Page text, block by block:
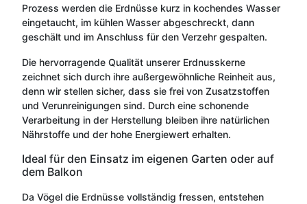
Prozess werden die Erdnüsse kurz in kochendes Wasser
eingetaucht, im kühlen Wasser abgeschreckt, dann
geschält und im Anschluss für den Verzehr gespalten.
Die hervorragende Qualität unserer Erdnusskerne
zeichnet sich durch ihre außergewöhnliche Reinheit aus,
denn wir stellen sicher, dass sie frei von Zusatzstoffen
und Verunreinigungen sind. Durch eine schonende
Verarbeitung in der Herstellung bleiben ihre natürlichen
Nährstoffe und der hohe Energiewert erhalten.
Ideal für den Einsatz im eigenen Garten oder auf
dem Balkon
Da Vögel die Erdnüsse vollständig fressen, entstehen